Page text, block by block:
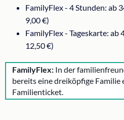
FamilyFlex - 4 Stunden: ab
9,00 €)
FamilyFlex - Tageskarte: ab
12,50 €)
FamilyFlex: In der
bereits eine dreiköpfige Familie
Familienticket.